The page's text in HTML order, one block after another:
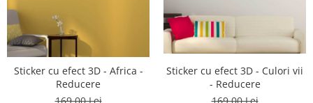
Sticker cu efect 3D - Africa -
Reducere
Sticker cu efect 3D - Culori vii
- Reducere